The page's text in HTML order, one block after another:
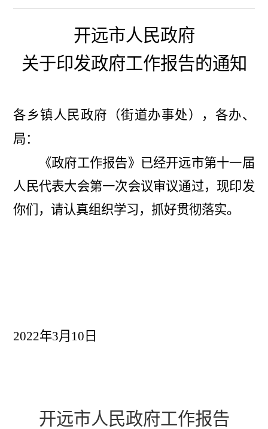
开远市人民政府
关于印发政府工作报告的通知
各乡镇人民政府（街道办事处），各办、
局：
《政府工作报告》已经开远市第十一届
人民代表大会第一次会议审议通过，现印发
你们，请认真组织学习，抓好贯彻落实。
2022年3月 10 日
开远市人民政府工作报告